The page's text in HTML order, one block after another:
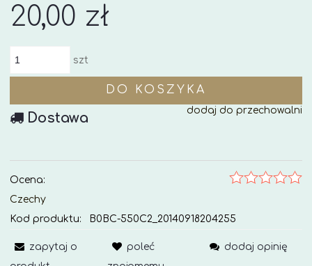
20,00 zł
szt
DO KOSZYKA
dodaj do przechowalni
Dostawa
Ocena:
Czechy
Kod produktu:
B0BC-550C2_20140918204255
zapytaj o
poleć
dodaj opinię